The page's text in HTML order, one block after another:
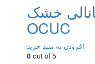
خشک
OCUC
افزودن به سبد خرید
0 out of 5